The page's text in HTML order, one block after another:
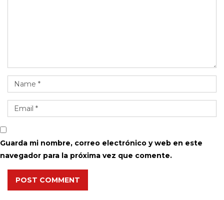
Guarda mi nombre, correo electrónico y web en este
navegador para la próxima vez que comente.
POST COMMENT